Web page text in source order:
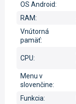
OS Android:
RAM:
Vnútorná
pamäť:
CPU:
Menu v
slovenčine:
Funkcia: